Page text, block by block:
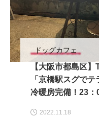
ドッグカフェ
【大阪市都島区
「京橋駅スグで
冷暖房完備！23
2022.11.18